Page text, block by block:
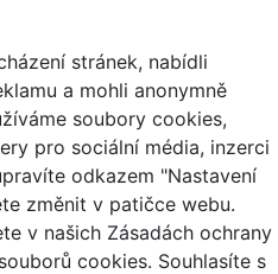
stránek, nabídli
a mohli anonymně
soubory cookies,
pro sociální média, inzerci
odkazem "Nastavení
změnit v patičce webu.
v našich Zásadách ochrany
cookies. Souhlasíte s